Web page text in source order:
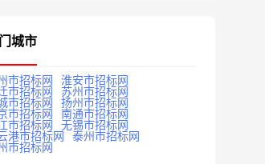
城市
市招标网
淮安市招标网
市招标网
苏州市招标网
市招标网
扬州市招标网
市招标网
南通市招标网
市招标网
无锡市招标网
港市招标网
泰州市招标网
市招标网